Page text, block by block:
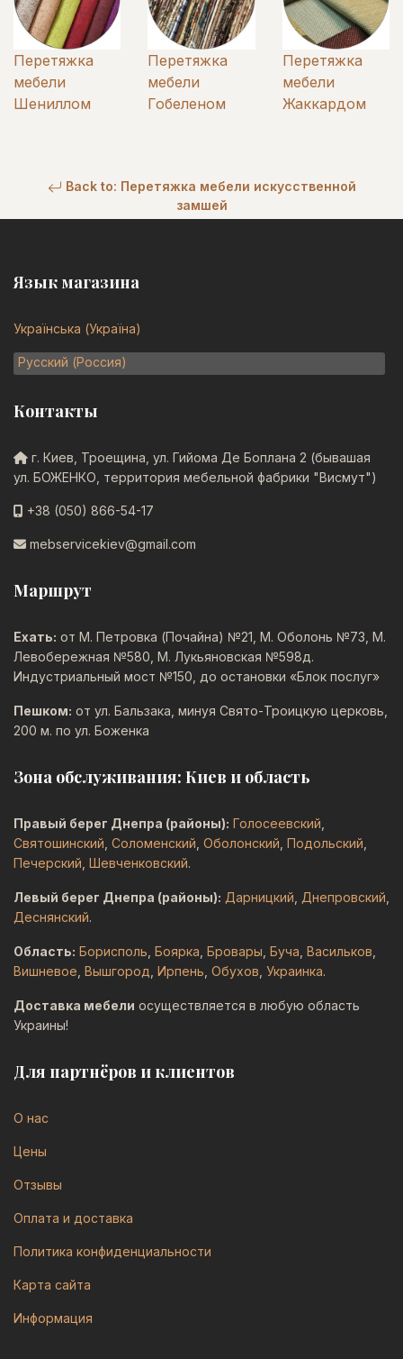
Перетяжка
мебели
Шениллом
Перетяжка
мебели
Гобеленом
Перетяжка
мебели
Жаккардом
Back to: Перетяжка мебели искусственной
замшей
Язык магазина
Українська (Україна)
Русский (Россия)
Контакты
г. Киев, Троещина, ул. Гийома Де Боплана 2 (бывашая
ул. БОЖЕНКО, территория мебельной фабрики "Висмут")
+38 (050) 866-54-17
mebservicekiev@gmail.com
Маршрут
Ехать: от М. Петровка (Почайна) №21, М. Оболонь №73, М.
Левобережная №580, М. Лукьяновская №598д.
Индустриальный мост №150, до остановки «Блок послуг»
Пешком: от ул. Бальзака, минуя Свято-Троицкую церковь,
200 м. по ул. Боженка
Зона обслуживания: Киев и область
Правый берег Днепра (районы): Голосеевский
Святошинский Соломенский Оболонский Подольский
Печерский Шевченковский.
Левый берег Днепра (районы): Дарницкий Днепровский
Деснянский.
Область: Борисполь Боярка Бровары Буча Васильков
Вишневое Вышгород Ирпень Обухов Украинка.
Доставка мебели осуществляется в любую область
Украины!
Для партнёров и клиентов
О нас
Цены
Отзывы
Оплата и доставка
Политика конфиденциальности
Карта сайта
Информация